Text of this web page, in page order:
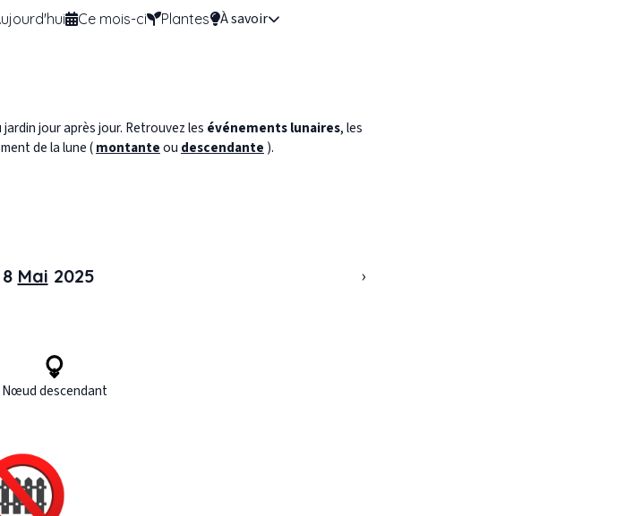
Ce mois-ci Plantes À savoir
jour après jour. Retrouvez les événements lunaires, les
de la lune (montanteou descendante ).
Mai 2025 ›
Nœud descendant